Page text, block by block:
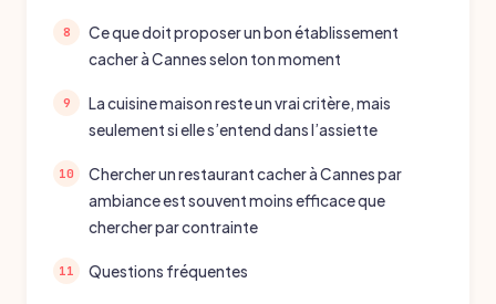
Ce que doit proposer un bon établissement
cacher à Cannes selon ton moment
La cuisine maison reste un vrai critère, mais
seulement si elle s’entend dans l’assiette
Chercher un restaurant cacher à Cannes par
ambiance est souvent moins efficace que
chercher par contrainte
Questions fréquentes